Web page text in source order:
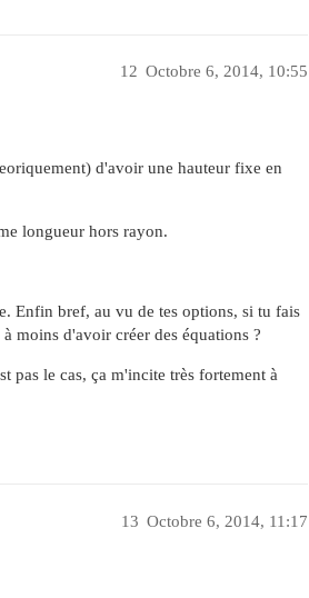
Octobre 6, 2014, 10:55
12
d'avoir une hauteur fixe en
longueur hors rayon.
Enfin bref, au vu de tes options, si tu fais
moins d'avoir créer des équations ?
pas le cas, ça m'incite très fortement à
Octobre 6, 2014, 11:17
13